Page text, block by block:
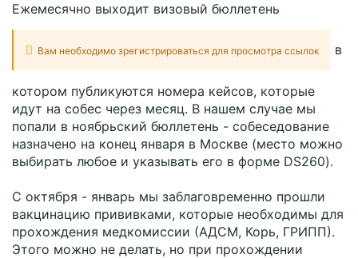
Ежемесячно выходит визовый бюллетень
Вам необходимо зрегистрироваться для просмотра ссылок в
котором публикуются номера кейсов, которые
идут на собес через месяц. В нашем случае мы
попали в ноябрьский бюллетень - собеседование
назначено на конец января в Москве (место можно
выбирать любое и указывать его в форме DS260).
С октября - январь мы заблаговременно прошли
вакцинацию прививками, которые необходимы для
прохождения медкомиссии (АДСМ, Корь, ГРИПП).
Этого можно не делать, но при прохождении